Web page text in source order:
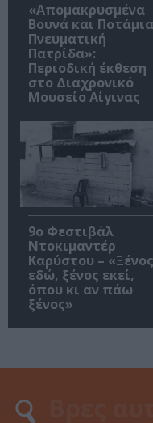
«Απομακρυσμένα
Βουνά και
Πνευματική
Πατρίδα»:
Περιοδική έκθεση
στο Διαχρονικό
Μουσείο Αίγινας
9ο Φεστιβάλ
Ντοκιμαντέρ
Καρύστου – «Ξένος
εδώ, ξένος εκεί,
όπου κι αν πάω
ξένος»